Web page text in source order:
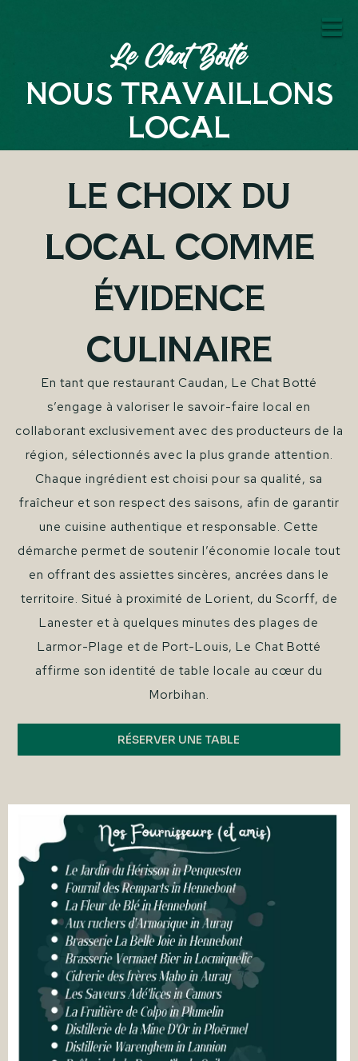
NOUS TRAVAILLONS
LOCAL
LE CHOIX DU
LOCAL COMME
ÉVIDENCE
CULINAIRE
En tant que restaurant Caudan, Le Chat Botté
s’engage à valoriser le savoir-faire local en
collaborant exclusivement avec des producteurs de la
région, sélectionnés avec la plus grande attention.
Chaque ingrédient est choisi pour sa qualité, sa
fraîcheur et son respect des saisons, afin de garantir
une cuisine authentique et responsable. Cette
démarche permet de soutenir l’économie locale tout
en offrant des assiettes sincères, ancrées dans le
territoire. Situé à proximité de Lorient, du Scorff, de
Lanester et à quelques minutes des plages de
Larmor-Plage et de Port-Louis, Le Chat Botté
affirme son identité de table locale au cœur du
Morbihan.
RÉSERVER UNE TABLE